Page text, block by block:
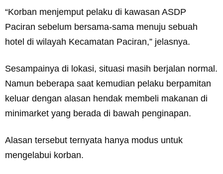
“Korban menjemput pelaku di kawasan ASDP
Paciran sebelum bersama-sama menuju sebuah
hotel di wilayah Kecamatan Paciran,” jelasnya.
Sesampainya di lokasi, situasi masih berjalan normal.
Namun beberapa saat kemudian pelaku berpamitan
keluar dengan alasan hendak membeli makanan di
minimarket yang berada di bawah penginapan.
Alasan tersebut ternyata hanya modus untuk
mengelabui korban.